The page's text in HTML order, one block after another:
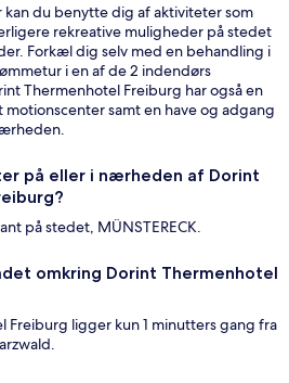
kan du benytte dig af aktiviteter som
rekreative muligheder på stedet
Forkæl dig selv med en behandling i
i en af de 2 indendørs
Thermenhotel Freiburg har også en
samt en have og adgang
på eller i nærheden af Dorint
på stedet, MÜNSTERECK.
omkring Dorint Thermenhotel
Freiburg ligger kun 1 minutters gang fra